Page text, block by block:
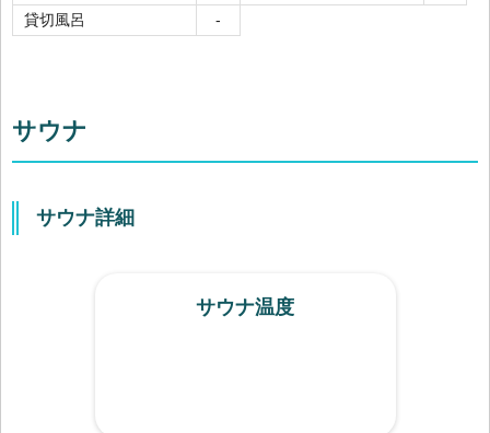
貸切風呂
-
サウナ
サウナ詳細
サウナ温度